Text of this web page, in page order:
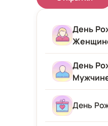
День
Женщине
Подруге
Девушке
День
Мужчине
День